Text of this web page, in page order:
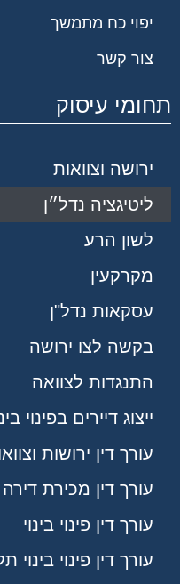
יפוי כח מתמשך
צור קשר
תחומי עיסוק
ירושה וצוואות
ליטיגציה נדל״ן
לשון הרע
מקרקעין
עסקאות נדל"ן
בקשה לצו ירושה
התנגדות לצוואה
ייצוג דיירים בפינוי
עורך דין ירושות
עורך דין מכירת
עורך דין פינוי בינוי
עורך דין פינוי בינוי